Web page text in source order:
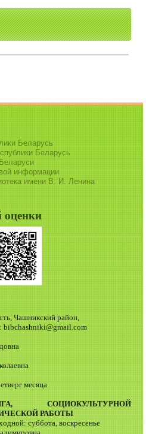
Беларусь
Беларусь
информации
имени В. И. Ленина
оценки
Чашникский район,
bibchashniki@gmail.com
месяца
СОЦИОКУЛЬТУРНОЙ
РАБОТЫ
суббота, воскресенье